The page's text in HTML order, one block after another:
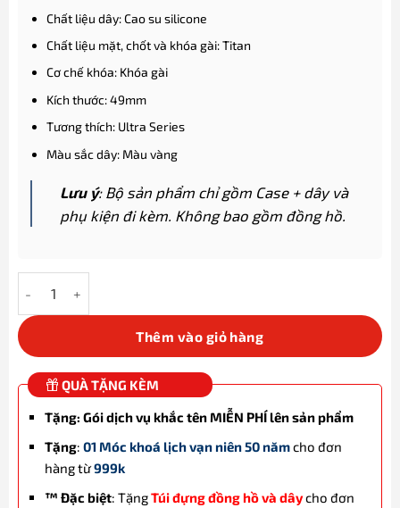
Chất liệu dây: Cao su silicone
Chất liệu mặt, chốt và khóa gài: Titan
Cơ chế khóa: Khóa gài
Kích thước: 49mm
Tương thích: Ultra Series
Màu sắc dây: Màu vàng
Lưu ý: Bộ sản phẩm chỉ gồm Case + dây và
phụ kiện đi kèm. Không bao gồm đồng hồ.
Thêm vào giỏ hàng
QUÀ TẶNG KÈM
Tặng: Gói dịch vụ khắc tên MIỄN PHÍ lên sản phẩm
Tặng:01 Móc khoá lịch vạn niên 50 nămcho đơn
hàng từ999k
™ Đặc biệt: TặngTúi đựng đồng hồ và dâycho đơn